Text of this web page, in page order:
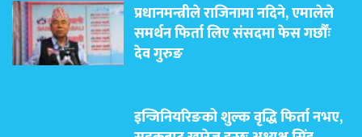
प्रधानमन्त्रीले राजिनामा नदिने, एमालेले
समर्थन फिर्ता लिए संसदमा फेस गर्छौंः
देव गुरुङ
इन्जिनियरिङको शुल्क वृद्धि फिर्ता नभए,